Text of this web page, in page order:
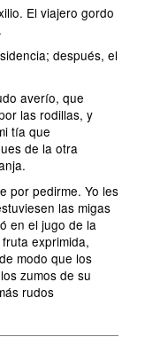
El viajero gordo
después, el
averío, que
las rodillas, y
tía que
de la otra
por pedirme. Yo les
las migas
en el jugo de la
exprimida,
modo que los
zumos de su
rudos